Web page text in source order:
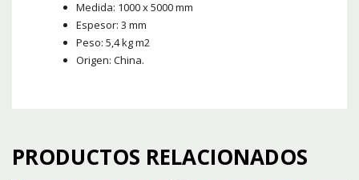
Medida: 1000 x 5000 mm
Espesor: 3 mm
Peso: 5,4 kg m2
Origen: China.
PRODUCTOS RELACIONADOS